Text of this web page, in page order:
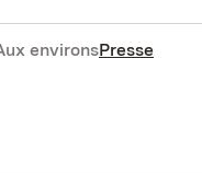
environsPresse